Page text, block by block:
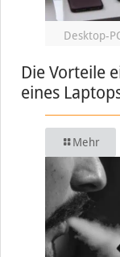
Desktop-
Die Vorteile
eines
Mehr